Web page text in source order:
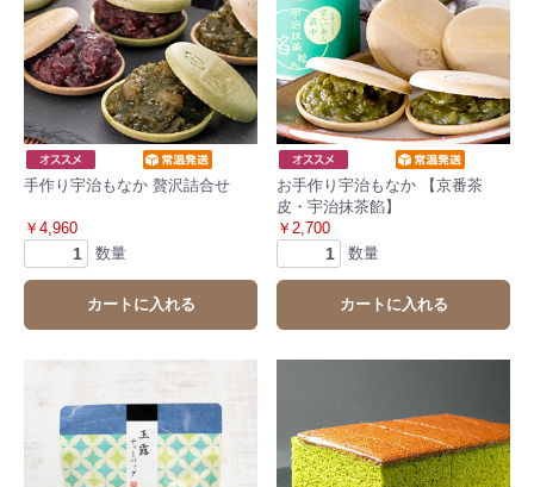
手作り宇治もなか 贅沢詰合せ
￥4,960
数量
カートに入れる
お手作り宇治もなか 【京番茶
皮・宇治抹茶餡】
￥2,700
数量
カートに入れる
お買い物を続ける